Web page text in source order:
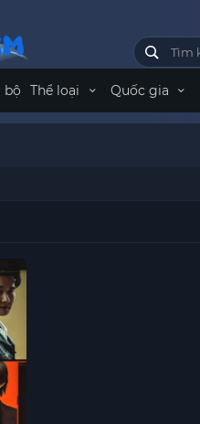
bộ Thể loại Quốc gia